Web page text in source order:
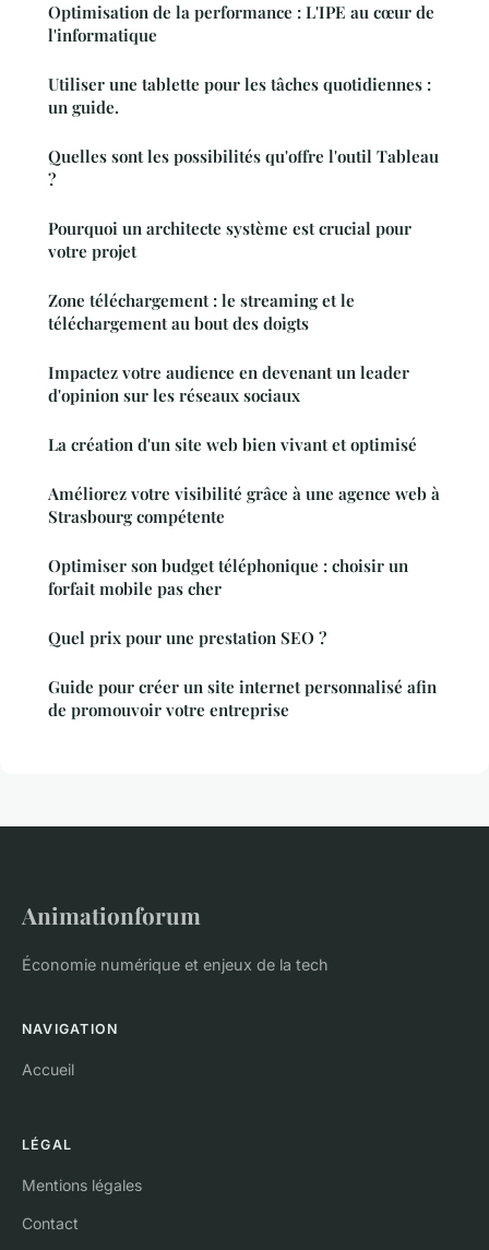
Optimisation de la performance : L'IPE au cœur de
l'informatique
Utiliser une tablette pour les tâches quotidiennes :
un guide.
Quelles sont les possibilités qu'offre l'outil Tableau
?
Pourquoi un architecte système est crucial pour
votre projet
Zone téléchargement : le streaming et le
téléchargement au bout des doigts
Impactez votre audience en devenant un leader
d'opinion sur les réseaux sociaux
La création d'un site web bien vivant et optimisé
Améliorez votre visibilité grâce à une agence web à
Strasbourg compétente
Optimiser son budget téléphonique : choisir un
forfait mobile pas cher
Quel prix pour une prestation SEO ?
Guide pour créer un site internet personnalisé afin
de promouvoir votre entreprise
Animationforum
Économie numérique et enjeux de la tech
NAVIGATION
Accueil
LÉGAL
Mentions légales
Contact